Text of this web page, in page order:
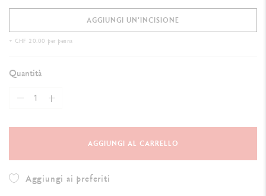
AGGIUNGI UN'INCISIONE
+ CHF 20.00 per penna
Quantità
AGGIUNGI AL CARRELLO
Aggiungi ai preferiti